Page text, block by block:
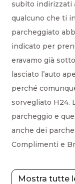
subito indirizzati
qualcuno che ti
parcheggiato
indicato per
eravamo già
lasciato l’auto
perché
sorvegliato H24.
parcheggio e
anche dei
Complimenti e
Mostra tutte